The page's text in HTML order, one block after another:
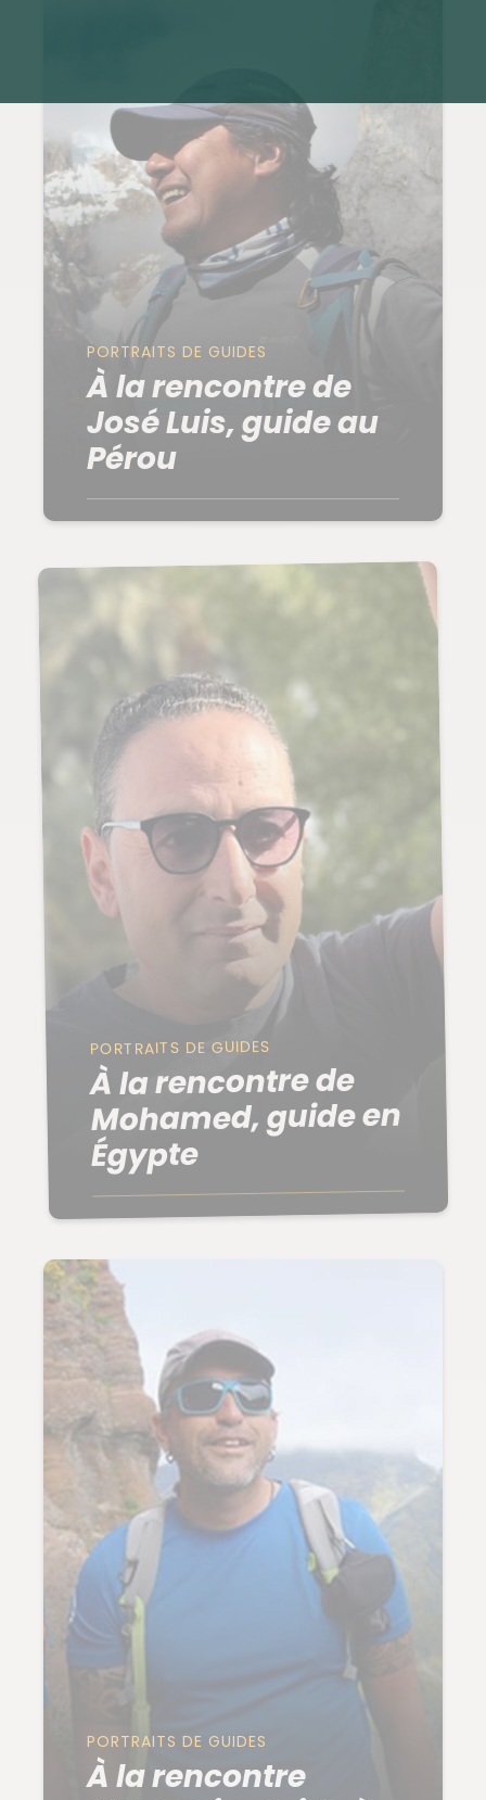
PORTRAITS DE GUIDES
À la rencontre de
José Luis, guide au
Pérou
PORTRAITS DE GUIDES
À la rencontre de
Mohamed, guide en
Égypte
PORTRAITS DE GUIDES
À la rencontre